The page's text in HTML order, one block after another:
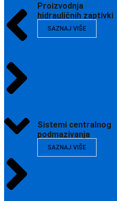
Proizvodnja
hidrauličnih zaptivki
SAZNAJ VIŠE
Sistemi centralnog
podmazivanja
SAZNAJ VIŠE